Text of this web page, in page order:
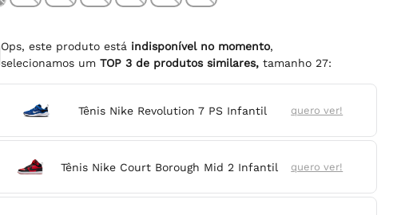
Ops, este produto está indisponível no momento,
selecionamos umTOP3 de produtos similares, tamanho 27:
Tênis Nike Revolution 7 PS Infantil quero ver!
Tênis Nike Court Borough Mid 2 Infantil quero ver!